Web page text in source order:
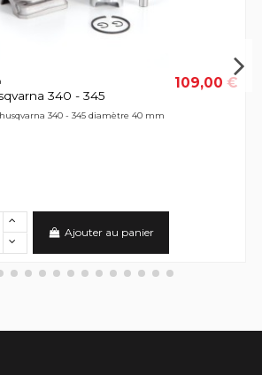
340 - 345
109,00 €
340 - 345 diamètre 40 mm
Ajouter au panier